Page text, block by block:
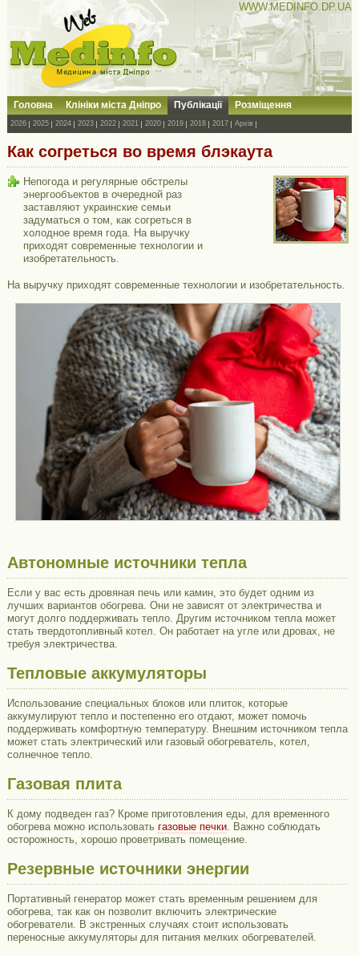
WWW.MEDINFO.DP.UA
Головна Клініки міста Дніпро Публікації Розміщення
2026 2025 2024 2023 2022 2021 2020 2019 2018 2017 Архів
Как согреться во время блэкаута
Непогода и регулярные обстрелы
энергообъектов в очередной раз
заставляют украинские семьи
задуматься о том, как согреться в
холодное время года. На выручку
приходят современные технологии и
изобретательность.
На выручку приходят современные технологии и изобретательность.
Автономные источники тепла
Если у вас есть дровяная печь или камин, это будет одним из
лучших вариантов обогрева. Они не зависят от электричества и
могут долго поддерживать тепло. Другим источником тепла может
стать твердотопливный котел. Он работает на угле или дровах, не
требуя электричества.
Тепловые аккумуляторы
Использование специальных блоков или плиток, которые
аккумулируют тепло и постепенно его отдают, может помочь
поддерживать комфортную температуру. Внешним источником тепла
может стать электрический или газовый обогреватель, котел,
солнечное тепло.
Газовая плита
К дому подведен газ? Кроме приготовления еды, для временного
обогрева можно использовать газовые печки. Важно соблюдать
осторожность, хорошо проветривать помещение.
Резервные источники энергии
Портативный генератор может стать временным решением для
обогрева, так как он позволит включить электрические
обогреватели. В экстренных случаях стоит использовать
переносные аккумуляторы для питания мелких обогревателей.